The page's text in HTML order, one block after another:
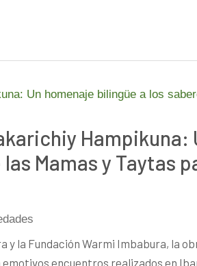
Hampikuna:
Mamas y Taytas
la Fundación Warmi Imbabura, la
encuentros realizados en